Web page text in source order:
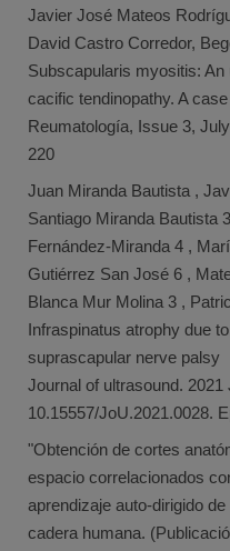
Javier José Mateos
David Castro Corredor,
Subscapularis myositis:
cacific tendinopathy. A
Reumatología, Issue 3,
220
Juan Miranda Bautista ,
Santiago Miranda Bautista
Fernández-Miranda 4 ,
Gutiérrez San José 6 ,
Blanca Mur Molina 3 ,
Infraspinatus atrophy due
suprascapular nerve palsy
Journal of ultrasound.
10.15557/JoU.2021.0028.
"Obtención de cortes
espacio correlacionados
aprendizaje auto-dirigido
cadera humana.